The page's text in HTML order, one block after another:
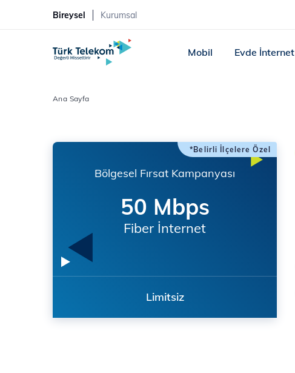
Bireysel Kurumsal
Mobil Evde İnternet
Ana Sayfa
*Belirli İlçelere Özel
Bölgesel Fırsat Kampanyası
50 Mbps
Fiber İnternet
Limitsiz